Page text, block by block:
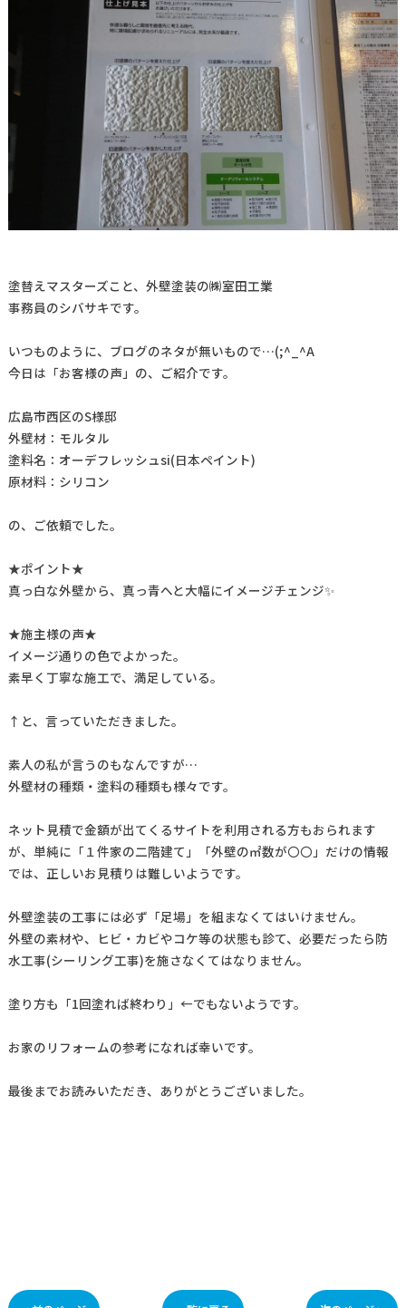
塗替えマスターズこと、外壁塗装の㈱室田工業
事務員のシバサキです。
いつものように、ブログのネタが無いもので…(;^_^A
今日は「お客様の声」の、ご紹介です。
広島市西区のS様邸
外壁材：モルタル
塗料名：オーデフレッシュsi(日本ペイント)
原材料：シリコン
の、ご依頼でした。
★ポイント★
真っ白な外壁から、真っ青へと大幅にイメージチェンジ✨
★施主様の声★
イメージ通りの色でよかった。
素早く丁寧な施工で、満足している。
↑と、言っていただきました。
素人の私が言うのもなんですが…
外壁材の種類・塗料の種類も様々です。
ネット見積で金額が出てくるサイトを利用される方もおられます
が、単純に「１件家の二階建て」「外壁の㎡数が〇〇」だけの情報
では、正しいお見積りは難しいようです。
外壁塗装の工事には必ず「足場」を組まなくてはいけません。
外壁の素材や、ヒビ・カビやコケ等の状態も診て、必要だったら防
水工事(シーリング工事)を施さなくてはなりません。
塗り方も「1回塗れば終わり」←でもないようです。
お家のリフォームの参考になれば幸いです。
最後までお読みいただき、ありがとうございました。